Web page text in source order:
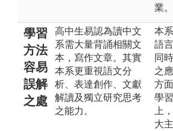
業。
學習
方法
容易
誤解
之處
高中生易認為讀中文
系需大量背誦相關文
本，寫作文章。其實
本系更重視語文分
析、表達創作、文獻
解讀及獨立研究思考
之能力。
本
語
同
之
方
學
上
大